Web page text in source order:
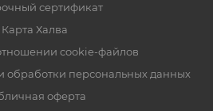
сертификат
Карта Халва
cookie-файлов
обработки персональных данных
оферта